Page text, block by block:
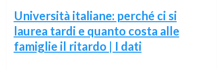
Università italiane: perché ci si
laurea tardi e quanto costa alle
famiglie il ritardo | I dati